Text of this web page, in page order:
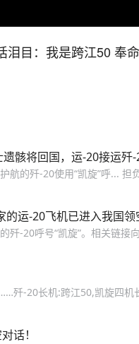
泪目：我是跨江50 奉
骸将回国，运-20接运歼-
航的歼-20使用“凯旋”呼...
的运-20飞机已进入我国领
歼-20呼号“凯旋”。相关链
歼-20长机:跨江50,凯旋四
话！